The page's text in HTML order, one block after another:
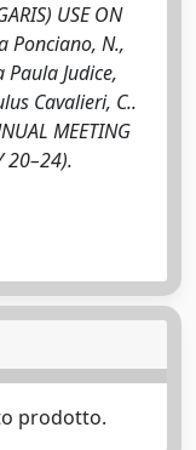
USE ON
Ponciano, N.,
Paula Judice,
Cavalieri, C..
MEETING
20–24).
prodotto.